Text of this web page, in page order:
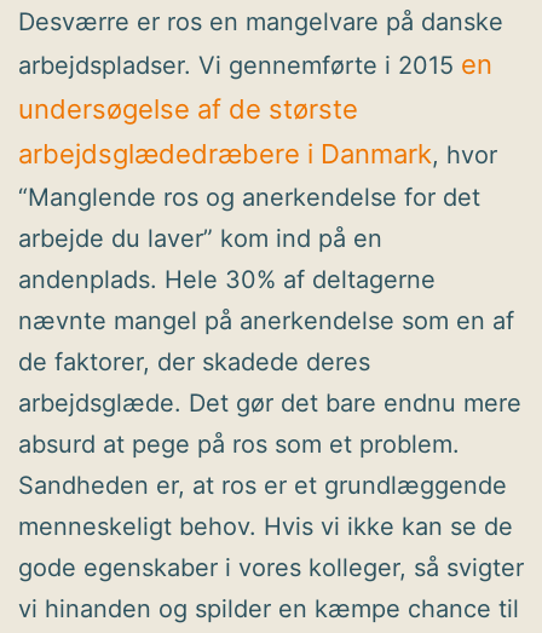
Desværre er ros en mangelvare på danske
arbejdspladser. Vi gennemførte i 2015 en
undersøgelse af de største
arbejdsglædedræbere i Danmark, hvor
“Manglende ros og anerkendelse for det
arbejde du laver” kom ind på en
andenplads. Hele 30% af deltagerne
nævnte mangel på anerkendelse som en af
de faktorer, der skadede deres
arbejdsglæde. Det gør det bare endnu mere
absurd at pege på ros som et problem.
Sandheden er, at ros er et grundlæggende
menneskeligt behov. Hvis vi ikke kan se de
gode egenskaber i vores kolleger, så svigter
vi hinanden og spilder en kæmpe chance til